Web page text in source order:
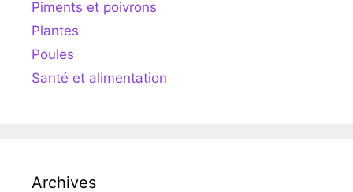
Piments et poivrons
Plantes
Poules
Santé et alimentation
Archives